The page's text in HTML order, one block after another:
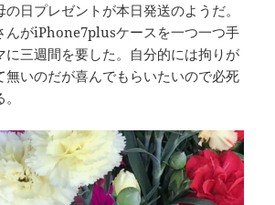
日プレゼントが本日発送のようだ。
んがiPhone7plusケースを一つ一つ手
に三週間を要した。自分的には拘りが
無いのだが喜んでもらいたいので必死